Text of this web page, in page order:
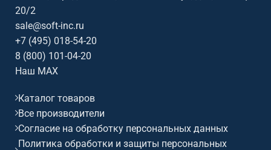
20/2
sale@soft-inc.ru
+7 (495) 018-54-20
8 (800) 101-04-20
Наш MAX
Каталог товаров
Все производители
Согласие на обработку персональных данных
Политика обработки и защиты персональных